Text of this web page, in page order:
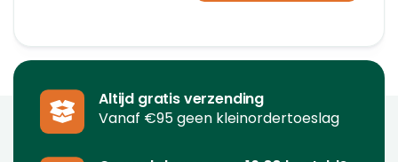
Altijd gratis verzending
Vanaf €95 geen kleinordertoeslag